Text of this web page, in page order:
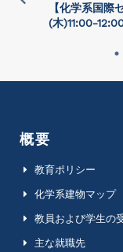
【化学系国際
(⽊)11:00-
概要
教育ポリシー
化学系建物マップ
教員および学生の
主な就職先